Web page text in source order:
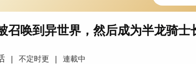
召唤到异世界，然后成为半龙骑士
| 不定时更 | 連載中